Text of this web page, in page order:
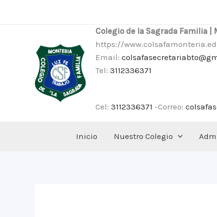
Colegio de la Sagrada Familia |
https://
Email:
Tel: 3112336371
Cel: 3112336371 -Correo:
Inicio Nuestro Colegio